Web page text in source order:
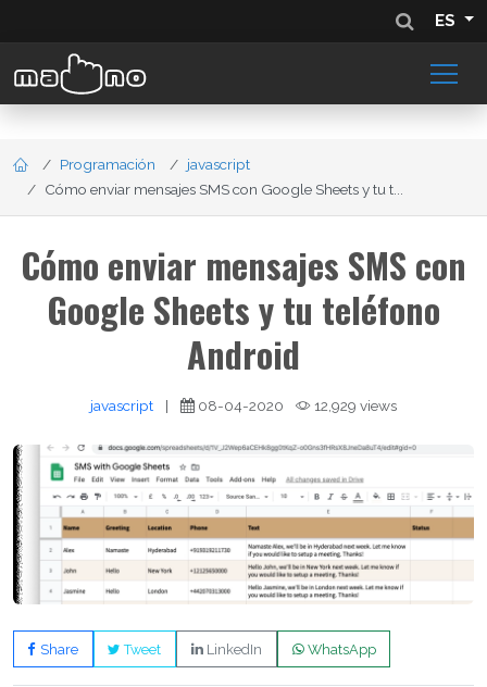
ES
Programación
javascript
Cómo enviar mensajes SMS con Google Sheets y tu t...
Cómo enviar mensajes SMS con
Google Sheets y tu teléfono
Android
javascript | 08-04-2020 12,929 views
Share Tweet LinkedIn WhatsApp